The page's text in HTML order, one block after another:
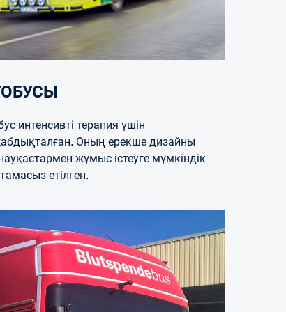
интенсивті терапия үшін
Оның ерекше дизайны
жұмыс істеуге мүмкіндік
етілген.